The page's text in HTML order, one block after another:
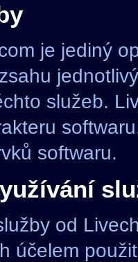
je jediný
služeb.
softwaru.
od
účelem